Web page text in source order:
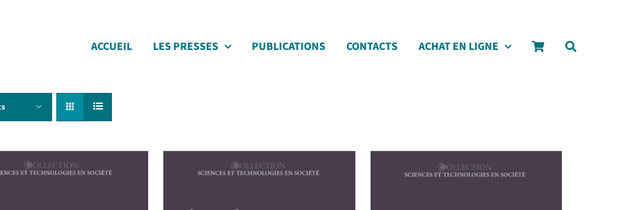
ACCUEIL LES PRESSES PUBLICATIONS CONTACTS ACHAT EN LIGNE